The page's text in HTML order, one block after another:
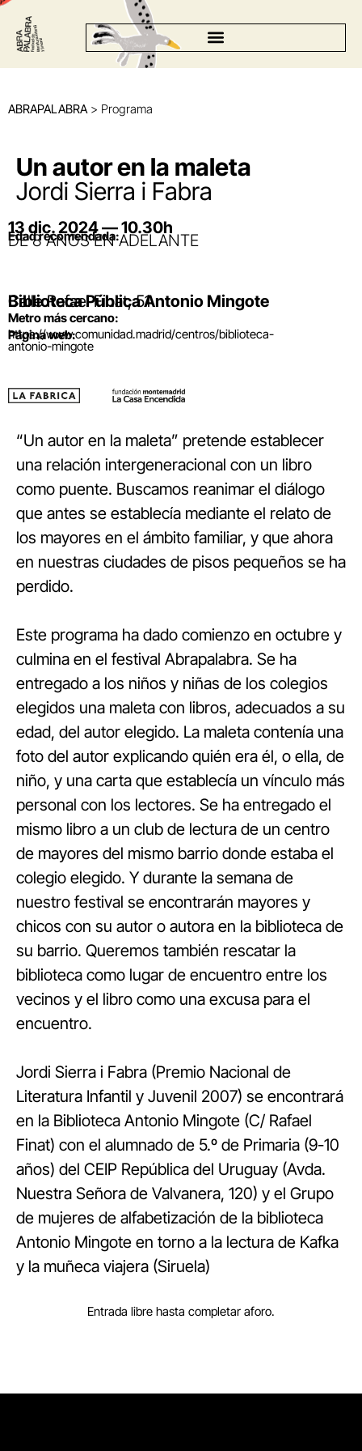
ABRAPALABRA > Programa
13 dic. 2024 — 10.30h
Edad recomendada:
DE 8 AÑOS EN ADELANTE
Un autor en la maleta
Jordi Sierra i Fabra
Biblioteca Pública Antonio Mingote
Calle Rafael Finat, 51
Metro más cercano:
Página web:
https://www.comunidad.madrid/centros/biblioteca-
antonio-mingote
“Un autor en la maleta” pretende establecer
una relación intergeneracional con un libro
como puente. Buscamos reanimar el diálogo
que antes se establecía mediante el relato de
los mayores en el ámbito familiar, y que ahora
en nuestras ciudades de pisos pequeños se ha
perdido.
Este programa ha dado comienzo en octubre y
culmina en el festival Abrapalabra. Se ha
entregado a los niños y niñas de los colegios
elegidos una maleta con libros, adecuados a su
edad, del autor elegido. La maleta contenía una
foto del autor explicando quién era él, o ella, de
niño, y una carta que establecía un vínculo más
personal con los lectores. Se ha entregado el
mismo libro a un club de lectura de un centro
de mayores del mismo barrio donde estaba el
colegio elegido. Y durante la semana de
nuestro festival se encontrarán mayores y
chicos con su autor o autora en la biblioteca de
su barrio. Queremos también rescatar la
biblioteca como lugar de encuentro entre los
vecinos y el libro como una excusa para el
encuentro.
Jordi Sierra i Fabra (Premio Nacional de
Literatura Infantil y Juvenil 2007) se encontrará
en la Biblioteca Antonio Mingote (C/ Rafael
Finat) con el alumnado de 5.º de Primaria (9-10
años) del CEIP República del Uruguay (Avda.
Nuestra Señora de Valvanera, 120) y el Grupo
de mujeres de alfabetización de la biblioteca
Antonio Mingote en torno a la lectura de Kafka
y la muñeca viajera (Siruela)
Entrada libre hasta completar aforo.